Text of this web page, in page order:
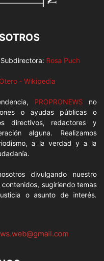
Rosa Puch
- Wikipedia
PROPRONEWS no
o ayudas públicas o
directivos, redactores y
alguna. Realizamos
a la verdad y a la
divulgando nuestro
sugiriendo temas
o asunto de interés.